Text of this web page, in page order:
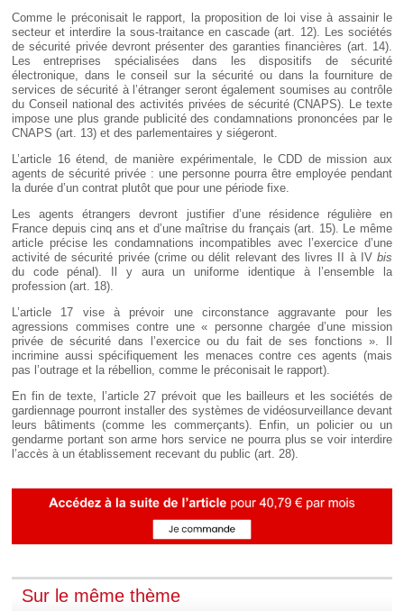
Comme le préconisait le rapport, la proposition de loi vise à assainir le
secteur et interdire la sous-traitance en cascade (art. 12). Les sociétés
de sécurité privée devront présenter des garanties financières (art. 14).
Les entreprises spécialisées dans les dispositifs de sécurité
électronique, dans le conseil sur la sécurité ou dans la fourniture de
services de sécurité à l’étranger seront également soumises au contrôle
du Conseil national des activités privées de sécurité (CNAPS). Le texte
impose une plus grande publicité des condamnations prononcées par le
CNAPS (art. 13) et des parlementaires y siégeront.
L’article 16 étend, de manière expérimentale, le CDD de mission aux
agents de sécurité privée : une personne pourra être employée pendant
la durée d’un contrat plutôt que pour une période fixe.
Les agents étrangers devront justifier d’une résidence régulière en
France depuis cinq ans et d’une maîtrise du français (art. 15). Le même
article précise les condamnations incompatibles avec l’exercice d’une
activité de sécurité privée (crime ou délit relevant des livres II à IV bis
du code pénal). Il y aura un uniforme identique à l’ensemble la
profession (art. 18).
L’article 17 vise à prévoir une circonstance aggravante pour les
agressions commises contre une « personne chargée d’une mission
privée de sécurité dans l’exercice ou du fait de ses fonctions ». Il
incrimine aussi spécifiquement les menaces contre ces agents (mais
pas l’outrage et la rébellion, comme le préconisait le rapport).
En fin de texte, l’article 27 prévoit que les bailleurs et les sociétés de
gardiennage pourront installer des systèmes de vidéosurveillance devant
leurs bâtiments (comme les commerçants). Enfin, un policier ou un
gendarme portant son arme hors service ne pourra plus se voir interdire
l’accès à un établissement recevant du public (art. 28).
Sur le même thème